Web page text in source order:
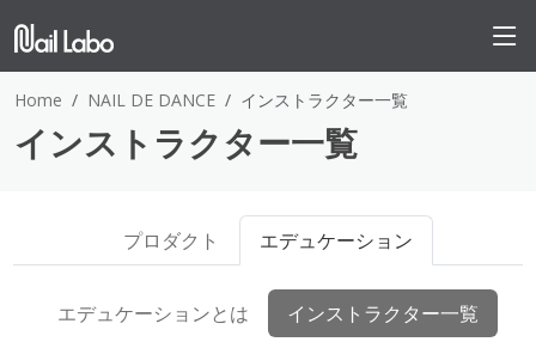
Home NAIL DE DANCE インストラクター一覧
インストラクター一覧
プロダクト エデュケーション
エデュケーションとは インストラクター一覧